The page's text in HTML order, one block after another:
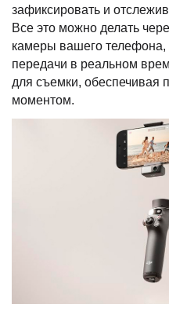
зафиксировать и
Все это можно делать
камеры вашего телефона,
передачи в реальном
для съемки, обеспечивая
моментом.